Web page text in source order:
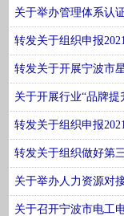
关于举办管理体系认
转发关于组织申报
转发关于开展宁波市
关于开展行业“品牌
转发关于组织申报
转发关于组织做好第
关于举办人力资源对
关于召开宁波市电工